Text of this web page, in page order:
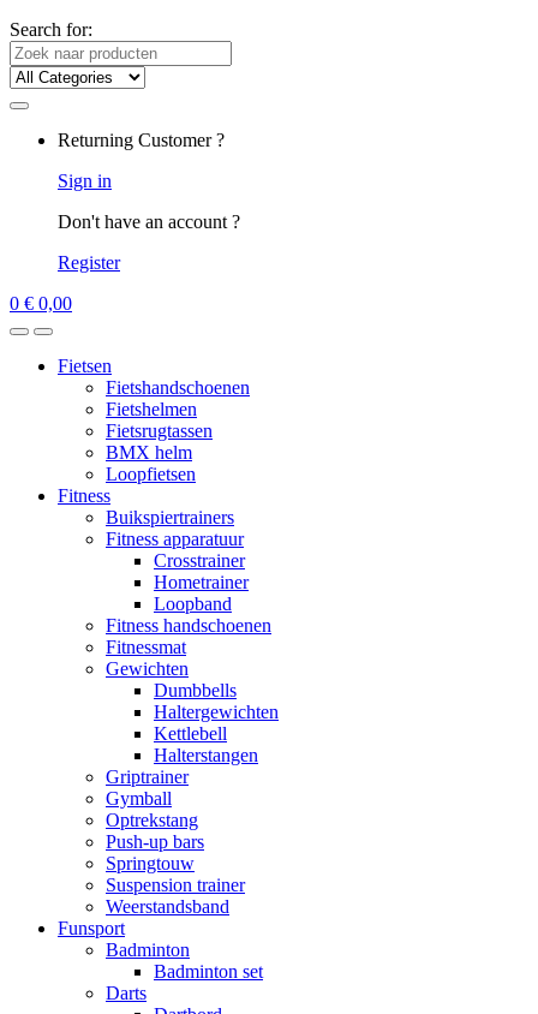
Search for:
Returning Customer ?
Sign in
Don't have an account ?
Register
0 € 0,00
Fietsen
Fietshandschoenen
Fietshelmen
Fietsrugtassen
BMX helm
Loopfietsen
Fitness
Buikspiertrainers
Fitness apparatuur
Crosstrainer
Hometrainer
Loopband
Fitness handschoenen
Fitnessmat
Gewichten
Dumbbells
Haltergewichten
Kettlebell
Halterstangen
Griptrainer
Gymball
Optrekstang
Push-up bars
Springtouw
Suspension trainer
Weerstandsband
Funsport
Badminton
Badminton set
Darts